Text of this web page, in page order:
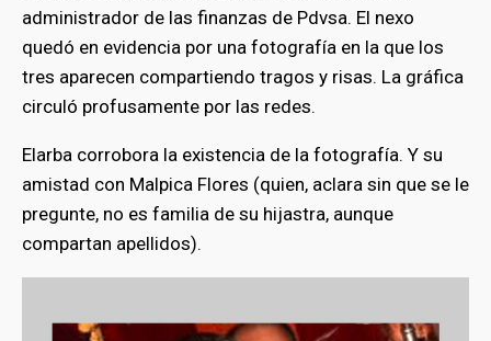
administrador de las finanzas de Pdvsa. El nexo
quedó en evidencia por una fotografía en la que los
tres aparecen compartiendo tragos y risas. La gráfica
circuló profusamente por las redes.
Elarba corrobora la existencia de la fotografía. Y su
amistad con Malpica Flores (quien, aclara sin que se le
pregunte, no es familia de su hijastra, aunque
compartan apellidos).